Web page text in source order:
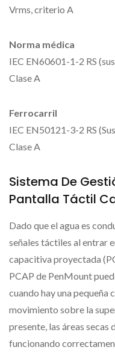
Vrms, criterio A
Norma médica
IEC EN60601-1-2 RS
Clase A
Ferrocarril
IEC EN50121-3-2 RS
Clase A
Sistema De
Pantalla Táctil
Dado que el agua es
señales táctiles al entrar
capacitiva proyectada
PCAP de PenMount
cuando hay una pequeña
movimiento sobre la
presente, las áreas
funcionando